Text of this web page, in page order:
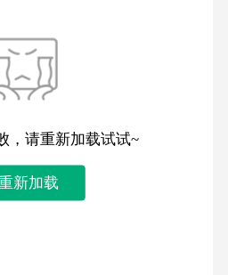
，请重新加载试试~
新加载